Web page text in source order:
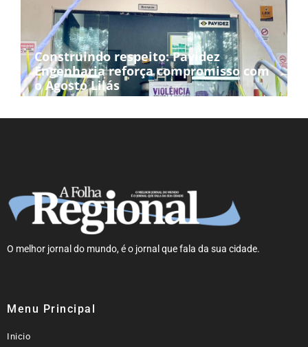
Construindo respeito: Pavidez
Engenharia reforça compromisso com
o Agosto Lilás
O melhor jornal do mundo, é o jornal que fala da sua cidade.
Menu Principal
Inicio